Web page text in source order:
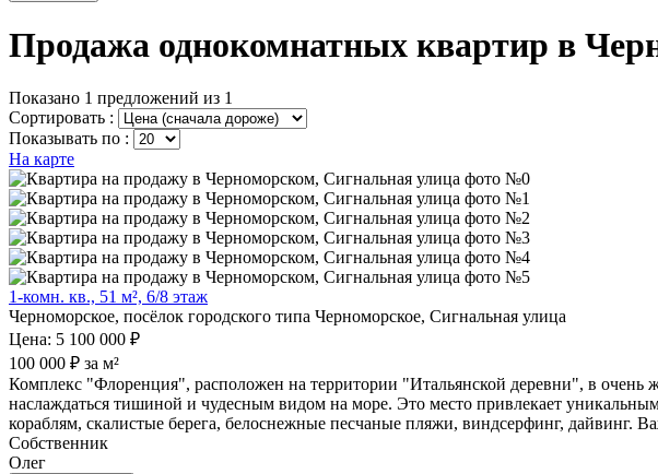
Продажа однокомнатных квартир в
Показано 1 предложений из 1
Сортировать :
Показывать по :
На карте
1-комн. кв., 51 м², 6/8 этаж
Черноморское, посёлок городского типа Черноморское, Сигнальная улица
Цена: 5 100 000 ₽
100 000 ₽ за м²
Комплекс "Флоренция", расположен на территории "Итальянской деревни", в
наслаждаться тишиной и чудесным видом на море. Это место привлекает
кораблям, скалистые берега, белоснежные песчаные пляжи, виндсерфинг,
Собственник
Олег